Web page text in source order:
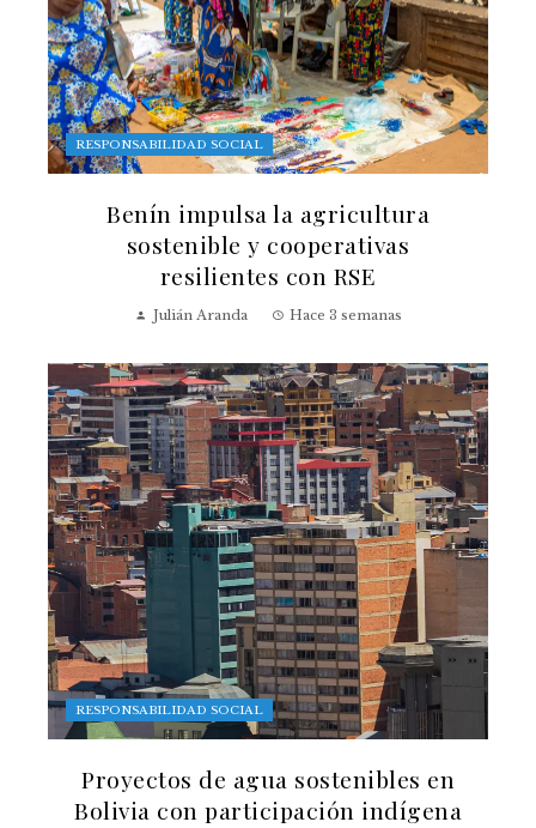
RESPONSABILIDAD SOCIAL
Benín impulsa la agricultura
sostenible y cooperativas
resilientes con RSE
Julián Aranda Hace 3 semanas
RESPONSABILIDAD SOCIAL
Proyectos de agua sostenibles en
Bolivia con participación indígena